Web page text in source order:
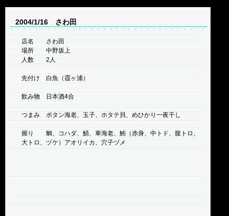
2004/1/16 さわ田
店名 さわ田
場所 中野坂上
人数 2人
先付け 白魚（霞ヶ浦）
飲み物 日本酒4合
つまみ ボタン海老、玉子、ホタテ貝、めひかり一夜干し
握り 鯛、コハダ、鯖、車海老、鮪（赤身、中トド、腹トロ、
大トロ、ヅケ）アオリイカ、穴子ヅメ